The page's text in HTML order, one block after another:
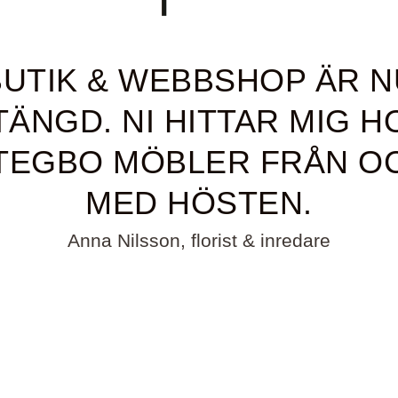
& WEBBSHOP ÄR
NI HITTAR MIG
MÖBLER FRÅN
MED HÖSTEN.
Anna Nilsson, florist & inredare